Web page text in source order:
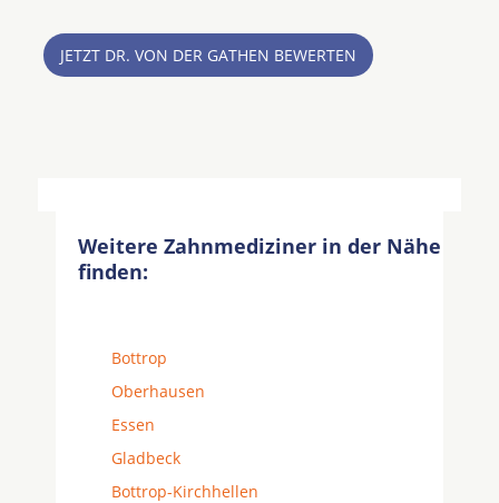
JETZT DR. VON DER GATHEN BEWERTEN
Weitere Zahnmediziner in der Nähe
finden:
Bottrop
Oberhausen
Essen
Gladbeck
Bottrop-Kirchhellen